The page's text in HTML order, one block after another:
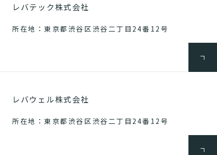
レバテック株式会社
所在地：東京都渋谷区渋谷二丁目24番12号
レバウェル株式会社
所在地：東京都渋谷区渋谷二丁目24番12号